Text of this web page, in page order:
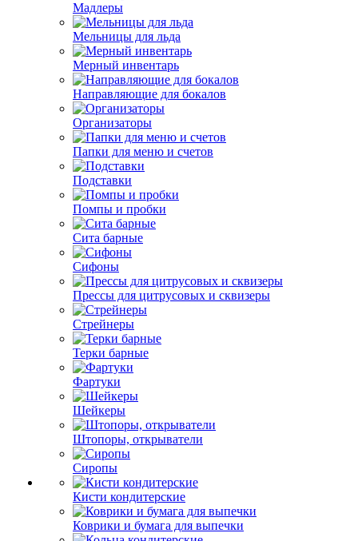
Мадлеры
Мельницы для льда
Мерный инвентарь
Направляющие для бокалов
Организаторы
Папки для меню и счетов
Подставки
Помпы и пробки
Сита барные
Сифоны
Прессы для цитрусовых и сквизеры
Стрейнеры
Терки барные
Фартуки
Шейкеры
Штопоры, открыватели
Сиропы
Кисти кондитерские
Коврики и бумага для выпечки